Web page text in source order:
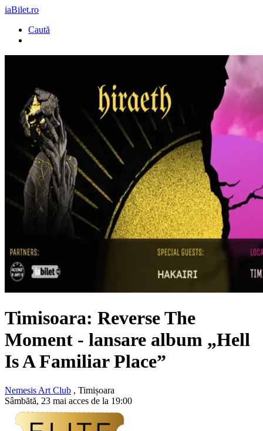
iaBilet.ro
Caută
Timisoara: Reverse The
Moment - lansare album „Hell
Is A Familiar Place”
Nemesis Art Club , Timișoara
Sâmbătă, 23 mai acces de la 19:00